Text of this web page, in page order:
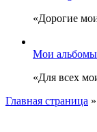
«Дорогие
Мои альбомы
«Для всех
Главная страница »